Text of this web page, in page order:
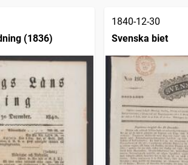
(1836)
1840-12-30
Svenska biet